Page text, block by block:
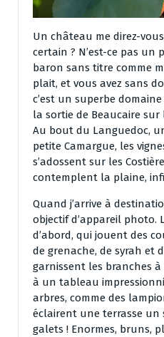
Un château me direz-
certain ? N’est-ce pas un
baron sans titre comme
plait, et vous avez sans
c’est un superbe
la sortie de Beaucaire
Au bout du Languedoc,
petite Camargue, les
s’adossent sur les
contemplent la plaine,
Quand j’arrive à
objectif d’appareil photo.
d’abord, qui jouent des
de grenache, de syrah et
garnissent les branches
à un tableau
arbres, comme des
éclairent une terrasse un
galets ! Enormes, bruns,